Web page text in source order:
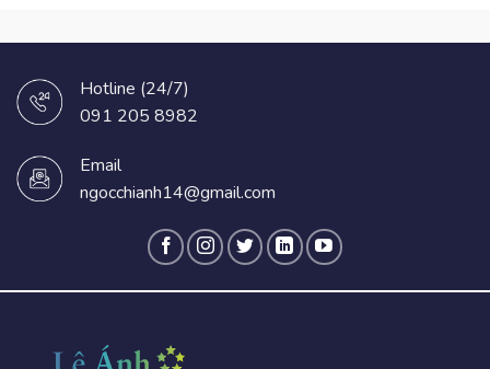
Hotline (24/7)
091 205 8982
Email
ngocchianh14@gmail.com